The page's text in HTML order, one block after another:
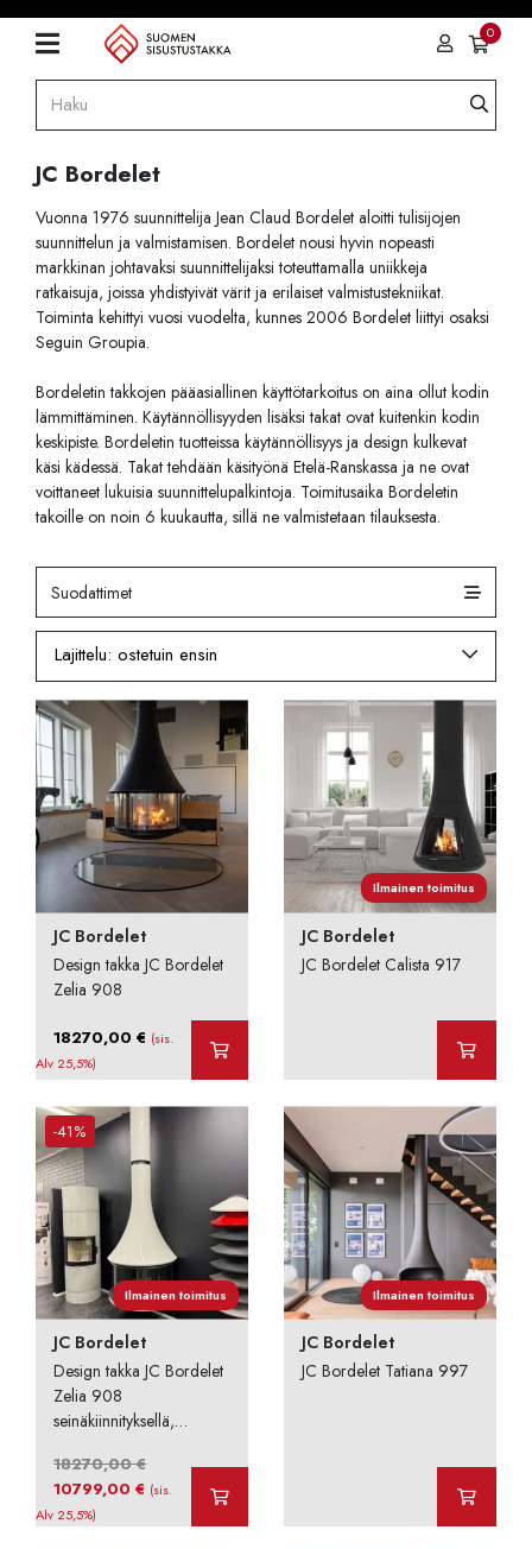
0
JC Bordelet
Vuonna 1976 suunnittelija Jean Claud Bordelet aloitti tulisijojen
suunnittelun ja valmistamisen. Bordelet nousi hyvin nopeasti
markkinan johtavaksi suunnittelijaksi toteuttamalla uniikkeja
ratkaisuja, joissa yhdistyivät värit ja erilaiset valmistustekniikat.
Toiminta kehittyi vuosi vuodelta, kunnes 2006 Bordelet liittyi osaksi
Seguin Groupia.
Bordeletin takkojen pääasiallinen käyttötarkoitus on aina ollut kodin
lämmittäminen. Käytännöllisyyden lisäksi takat ovat kuitenkin kodin
keskipiste. Bordeletin tuotteissa käytännöllisyys ja design kulkevat
käsi kädessä. Takat tehdään käsityönä Etelä-Ranskassa ja ne ovat
voittaneet lukuisia suunnittelupalkintoja. Toimitusaika Bordeletin
takoille on noin 6 kuukautta, sillä ne valmistetaan tilauksesta.
Suodattimet
JC Bordelet
Design takka JC Bordelet
Zelia 908
18270,00€ (sis.
Alv 25,5%)
Ilmainen toimitus
JC Bordelet
JC Bordelet Calista 917
Ilmainen toimitus
-41%
JC Bordelet
Design takka JC Bordelet
Zelia 908
seinäkiinnityksellä,
18270,00€
Alkuperäinen
hinta
10799,00€ Nykyinen
(sis.
Alv 25,5%)
Ilmainen toimitus
JC Bordelet
JC Bordelet Tatiana 997